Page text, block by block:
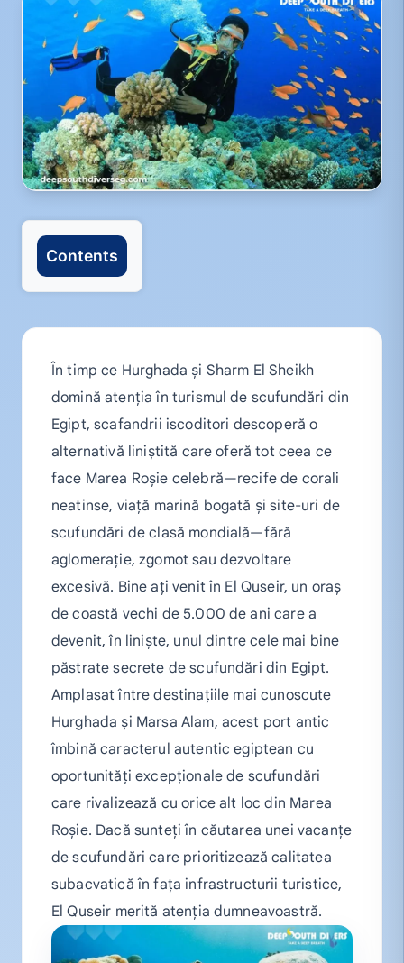
Contents
În timp ce Hurghada și Sharm El Sheikh
domină atenția în turismul de scufundări din
Egipt, scafandrii iscoditori descoperă o
alternativă liniștită care oferă tot ceea ce
face Marea Roșie celebră—recife de corali
neatinse, viață marină bogată și site-uri de
scufundări de clasă mondială—fără
aglomerație, zgomot sau dezvoltare
excesivă. Bine ați venit în El Quseir, un oraș
de coastă vechi de 5.000 de ani care a
devenit, în liniște, unul dintre cele mai bine
păstrate secrete de scufundări din Egipt.
Amplasat între destinațiile mai cunoscute
Hurghada și Marsa Alam, acest port antic
îmbină caracterul autentic egiptean cu
oportunități excepționale de scufundări
care rivalizează cu orice alt loc din Marea
Roșie. Dacă sunteți în căutarea unei vacanțe
de scufundări care prioritizează calitatea
subacvatică în fața infrastructurii turistice,
El Quseir merită atenția dumneavoastră.